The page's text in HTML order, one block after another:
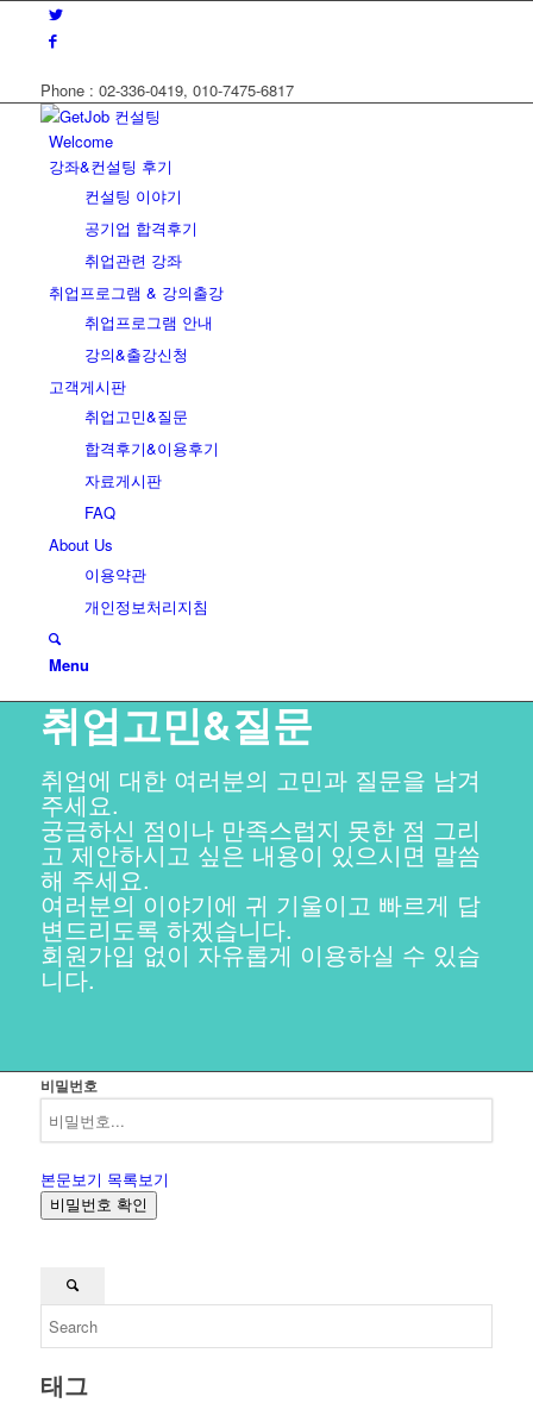
Phone : 02-336-0419, 010-7475-6817
Welcome
강좌&컨설팅 후기
컨설팅 이야기
공기업 합격후기
취업관련 강좌
취업프로그램 & 강의출강
취업프로그램 안내
강의&출강신청
고객게시판
취업고민&질문
합격후기&이용후기
자료게시판
FAQ
About Us
이용약관
개인정보처리지침
Menu
취업고민&질문
취업에 대한 여러분의 고민과 질문을 남겨
주세요.
궁금하신 점이나 만족스럽지 못한 점 그리
고 제안하시고 싶은 내용이 있으시면 말씀
해 주세요.
여러분의 이야기에 귀 기울이고 빠르게 답
변드리도록 하겠습니다.
회원가입 없이 자유롭게 이용하실 수 있습
니다.
비밀번호
본문보기 목록보기
비밀번호 확인
태그